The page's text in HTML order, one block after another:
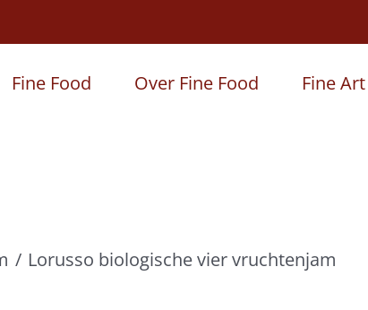
Fine Food Over Fine Food Fine Art
Lorusso biologische vier vruchtenjam